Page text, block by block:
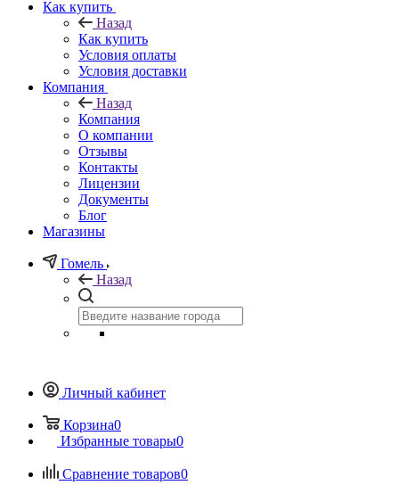
Как купить
Назад
Как купить
Условия оплаты
Условия доставки
Компания
Назад
Компания
О компании
Отзывы
Контакты
Лицензии
Документы
Блог
Магазины
Гомель
Назад
Личный кабинет
Корзина0
Избранные товары0
Сравнение товаров0